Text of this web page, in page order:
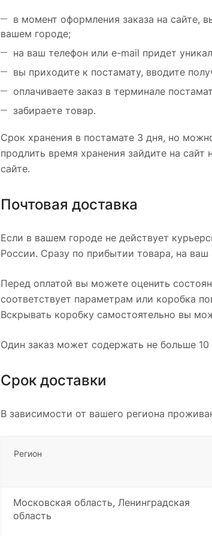
в момент оформления заказа на сайте,
вашем городе;
на ваш телефон или e-mail придет
вы приходите к постамату, вводите
оплачиваете заказ в терминале
забираете товар.
Срок хранения в постамате 3 дня, но
продлить время хранения зайдите на сайт
сайте.
Почтовая доставка
Если в вашем городе не действует
России. Сразу по прибытии товара, на
Перед оплатой вы можете оценить
соответствует параметрам или коробка
Вскрывать коробку самостоятельно вы
Один заказ может содержать не больше
Срок доставки
В зависимости от вашего региона
Регион
Московская область, Ленинградская
область